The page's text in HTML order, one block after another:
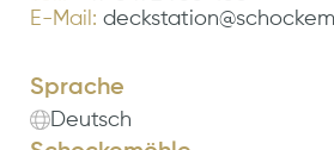
E-Mail:
Sprache
Deutsch